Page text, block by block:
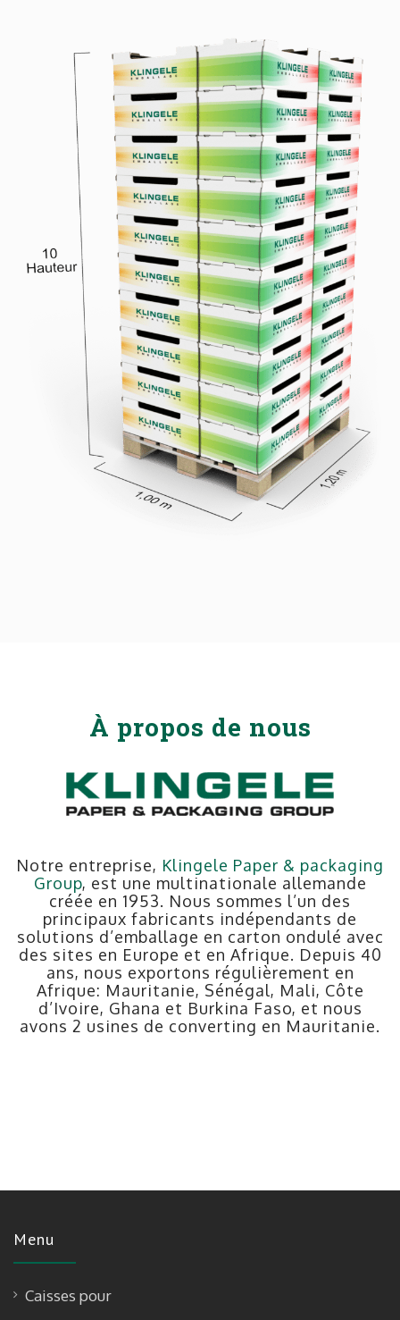
À propos de nous
Notre entreprise, Klingele Paper & packaging
Group, est une multinationale allemande
créée en 1953. Nous sommes l’un des
principaux fabricants indépendants de
solutions d’emballage en carton ondulé avec
des sites en Europe et en Afrique. Depuis 40
ans, nous exportons régulièrement en
Afrique: Mauritanie, Sénégal, Mali, Côte
d’Ivoire, Ghana et Burkina Faso, et nous
avons 2 usines de converting en Mauritanie.
Menu
Caisses pour